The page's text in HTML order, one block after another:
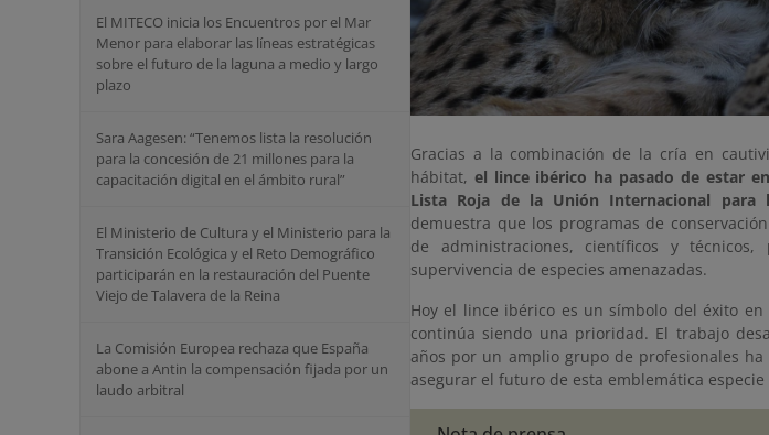
El MITECO inicia los Encuentros por el Mar
Menor para elaborar las líneas estratégicas
sobre el futuro de la laguna a medio y largo
plazo
Sara Aagesen: “Tenemos lista la resolución
para la concesión de 21 millones para la
capacitación digital en el ámbito rural”
El Ministerio de Cultura y el Ministerio para la
Transición Ecológica y el Reto Demográfico
participarán en la restauración del Puente
Viejo de Talavera de la Reina
La Comisión Europea rechaza que España
abone a Antin la compensación fijada por un
laudo arbitral
Gracias a la combinación de la cría en
hábitat, el lince ibérico ha pasado de estar
Lista Roja de la Unión Internacional para
demuestra que los programas de
de administraciones, científicos y
supervivencia de especies amenazadas.
Hoy el lince ibérico es un símbolo del éxito
continúa siendo una prioridad. El trabajo
años por un amplio grupo de profesionales
asegurar el futuro de esta emblemática